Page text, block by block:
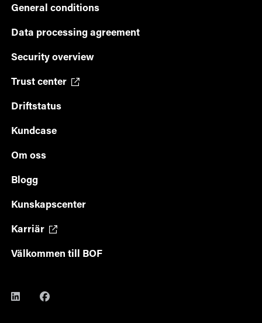
General conditions
Data processing agreement
Security overview
Trust center
Driftstatus
Kundcase
Om oss
Blogg
Kunskapscenter
Karriär
Välkommen till BOF